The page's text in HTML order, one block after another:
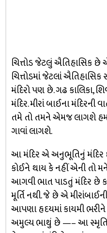
ચિત્તોડ જેટલું ઐતિહાસિક
ચિત્તોડમાં જેટલાં ઐતિહાસિક
મંદિરો પણ છે. ગઢ કાલિકા,
મંદિર. મીરાં બાઈના
તમે તો તમને એમજ લાગશે
ગાવાં લાગશે.
આ મંદિર એ અનુભૂતિનું મંદિર
કોઈને થાય કે નહીં એની તો
આગવી ભાત પાડતું મંદિર છે
મૂર્તિ નથી. જે છે એ
આપણા હૃદયમાં કાયમી ભરીને
અમુલ્ય ભાથું છે —– આ